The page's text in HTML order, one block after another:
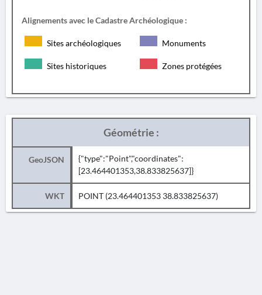
Alignements avec le Cadastre Archéologique :
Sites archéologiques Monuments
Sites historiques Zones protégées
Géométrie :
GeoJSON
{"type":"Point","coordinates":
[23.464401353,38.833825637]}
WKT POINT (23.464401353 38.833825637)